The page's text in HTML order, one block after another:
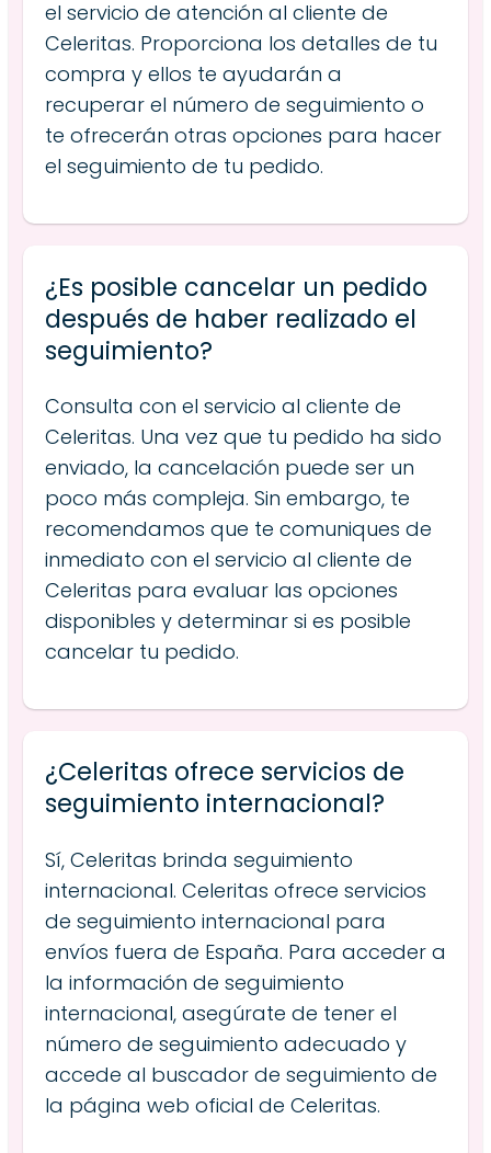
el servicio de atención al cliente de
Celeritas. Proporciona los detalles de tu
compra y ellos te ayudarán a
recuperar el número de seguimiento o
te ofrecerán otras opciones para hacer
el seguimiento de tu pedido.
¿Es posible cancelar un pedido
después de haber realizado el
seguimiento?
Consulta con el servicio al cliente de
Celeritas. Una vez que tu pedido ha sido
enviado, la cancelación puede ser un
poco más compleja. Sin embargo, te
recomendamos que te comuniques de
inmediato con el servicio al cliente de
Celeritas para evaluar las opciones
disponibles y determinar si es posible
cancelar tu pedido.
¿Celeritas ofrece servicios de
seguimiento internacional?
Sí, Celeritas brinda seguimiento
internacional. Celeritas ofrece servicios
de seguimiento internacional para
envíos fuera de España. Para acceder a
la información de seguimiento
internacional, asegúrate de tener el
número de seguimiento adecuado y
accede al buscador de seguimiento de
la página web oficial de Celeritas.